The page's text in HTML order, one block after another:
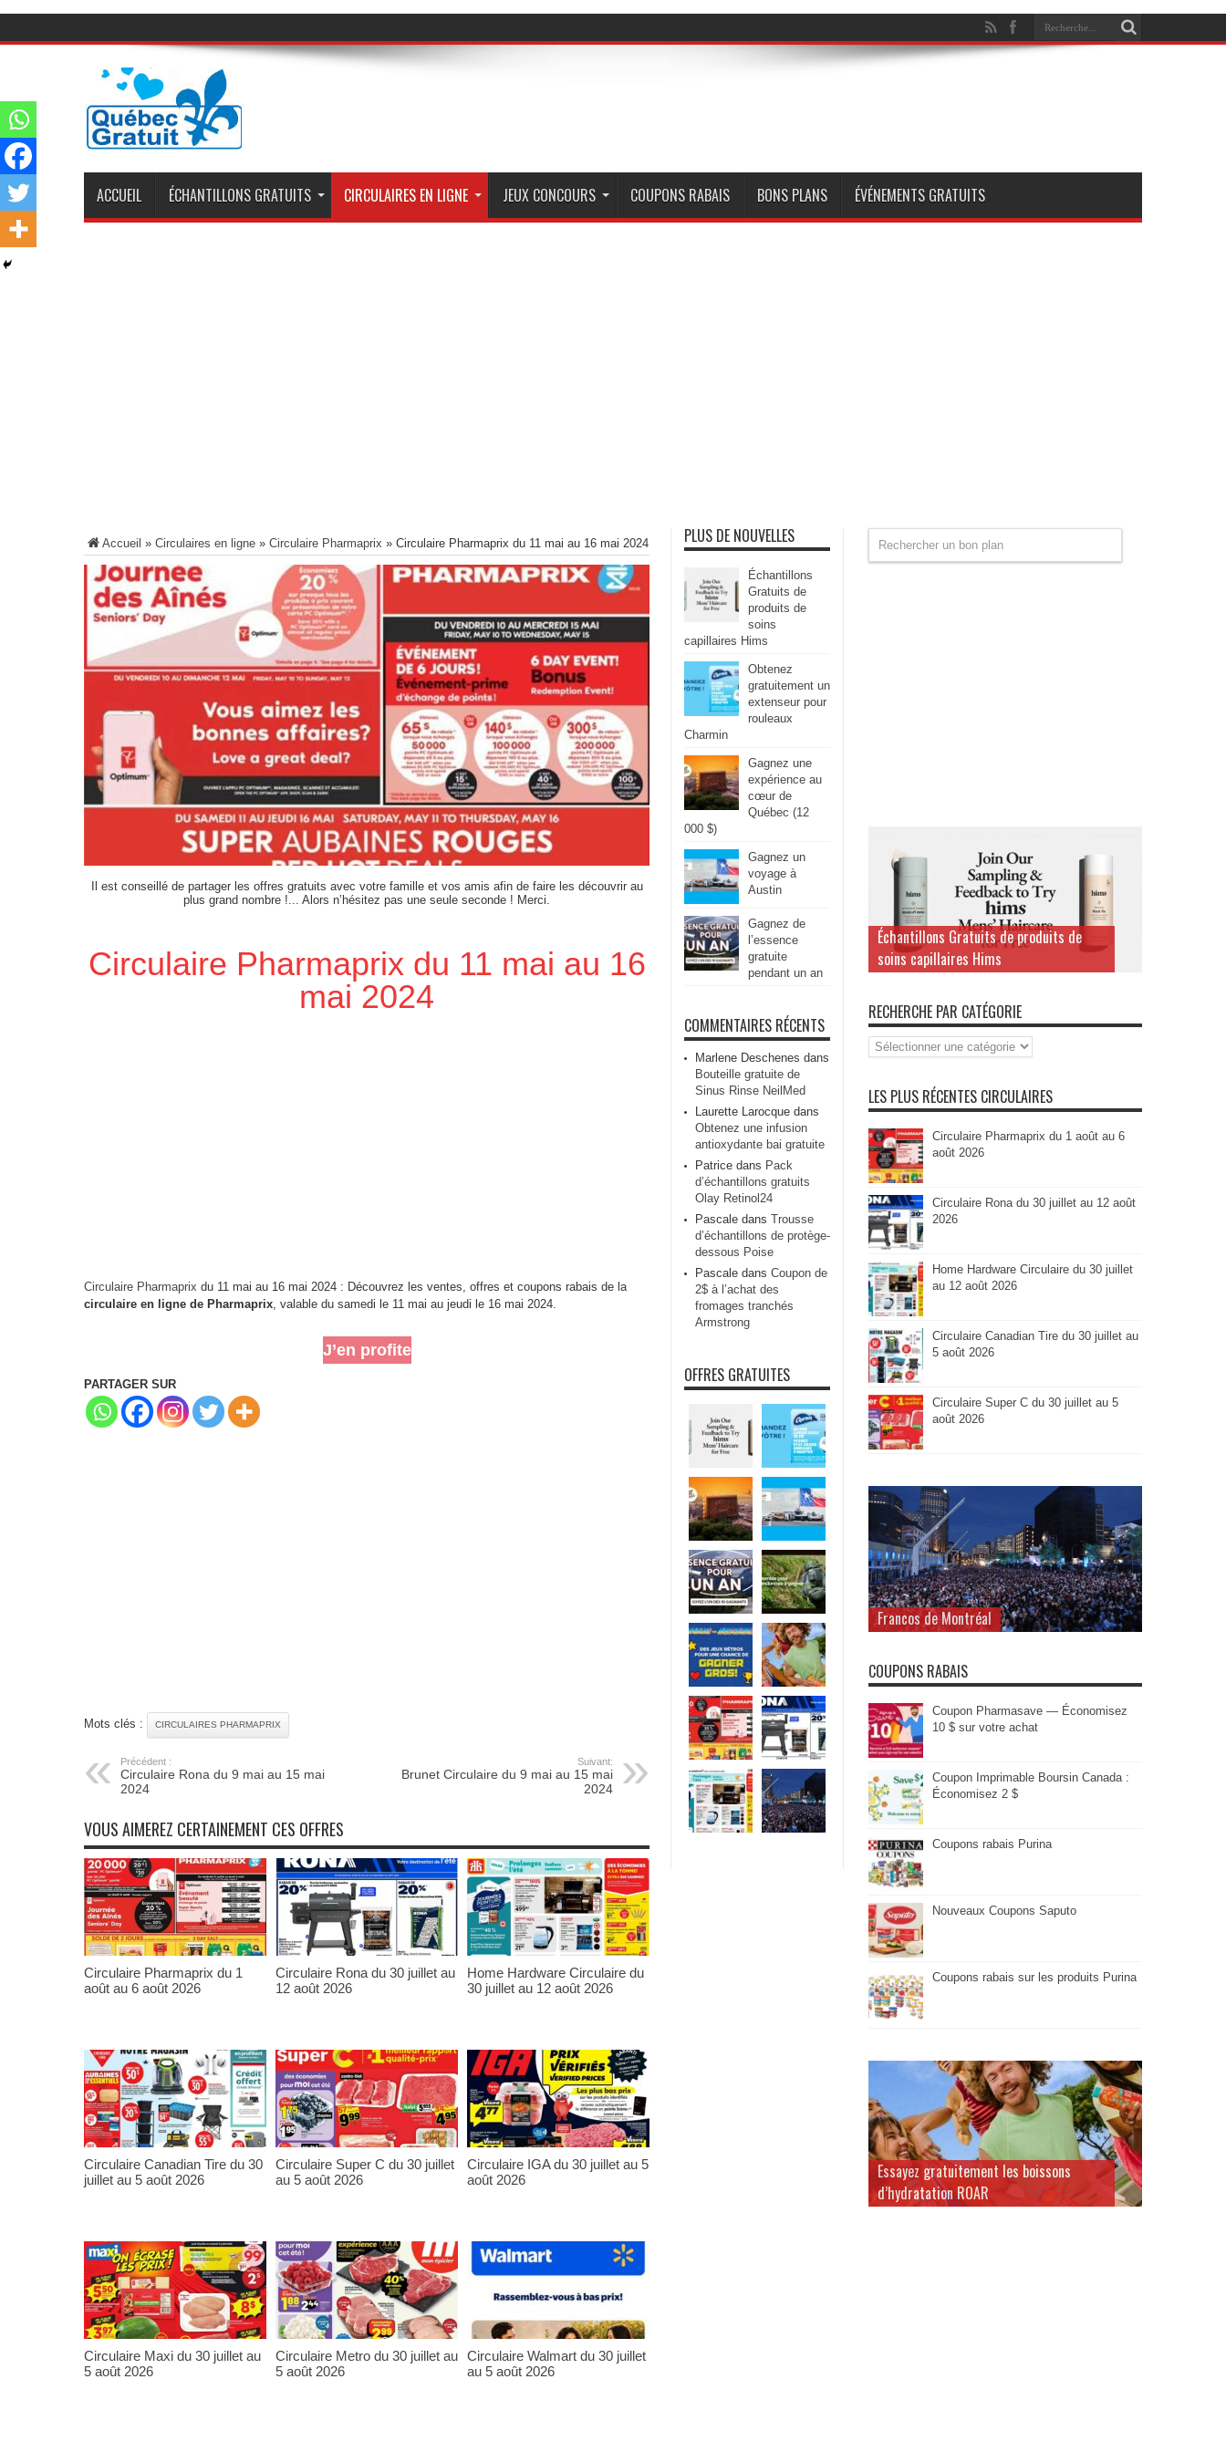
ACCUEIL ÉCHANTILLONS GRATUITS CIRCULAIRES EN LIGNE JEUX CONCOURS COUPONS RABAIS BONS PLANS ÉVÉNEMENTS GRATUITS
Accueil » Circulaires en ligne » Circulaire Pharmaprix » Circulaire Pharmaprix du 11 mai au 16 mai 2024
Il est conseillé de partager les offres gratuits avec votre famille et vos amis afin de faire les découvrir au
plus grand nombre !... Alors n’hésitez pas une seule seconde ! Merci.
Circulaire Pharmaprix du 11 mai au 16
mai 2024
Circulaire Pharmaprix du 11 mai au 16 mai 2024 : Découvrez les ventes, offres et coupons rabais de la
circulaire en ligne de Pharmaprix, valable du samedi le 11 mai au jeudi le 16 mai 2024.
J’en profite
PARTAGER SUR
Mots clés : CIRCULAIRES PHARMAPRIX
Précédent :
Circulaire Rona du 9 mai au 15 mai
2024
Suivant:
Brunet Circulaire du 9 mai au 15 mai
2024
VOUS AIMEREZ CERTAINEMENT CES OFFRES
Circulaire Pharmaprix du 1
août au 6 août 2026
Circulaire Rona du 30 juillet au
12 août 2026
Home Hardware Circulaire du
30 juillet au 12 août 2026
Circulaire Canadian Tire du 30
juillet au 5 août 2026
Circulaire Super C du 30 juillet
au 5 août 2026
Circulaire IGA du 30 juillet au 5
août 2026
Circulaire Maxi du 30 juillet au
5 août 2026
Circulaire Metro du 30 juillet au
5 août 2026
Circulaire Walmart du 30 juillet
au 5 août 2026
PLUS DE NOUVELLES
Échantillons
Gratuits de
produits de
soins
capillaires Hims
Obtenez
gratuitement un
extenseur pour
rouleaux
Charmin
Gagnez une
expérience au
cœur de
Québec (12
000 $)
Gagnez un
voyage à
Austin
Gagnez de
l’essence
gratuite
pendant un an
COMMENTAIRES RÉCENTS
Marlene Deschenes dans
Bouteille gratuite de
Sinus Rinse NeilMed
Laurette Larocque dans
Obtenez une infusion
antioxydante bai gratuite
Patrice dans Pack
d’échantillons gratuits
Olay Retinol24
Pascale dans Trousse
d’échantillons de protège-
dessous Poise
Pascale dans Coupon de
2$ à l’achat des
fromages tranchés
Armstrong
OFFRES GRATUITES
Échantillons Gratuits de produits de
soins capillaires Hims
RECHERCHE PAR CATÉGORIE
Recherche
par
LES PLUS RÉCENTES CIRCULAIRES
Circulaire Pharmaprix du 1 août au 6
août 2026
Circulaire Rona du 30 juillet au 12 août
2026
Home Hardware Circulaire du 30 juillet
au 12 août 2026
Circulaire Canadian Tire du 30 juillet au
5 août 2026
Circulaire Super C du 30 juillet au 5
août 2026
Francos de Montréal
COUPONS RABAIS
Coupon Pharmasave — Économisez
10 $ sur votre achat
Coupon Imprimable Boursin Canada :
Économisez 2 $
Coupons rabais Purina
Nouveaux Coupons Saputo
Coupons rabais sur les produits Purina
Essayez gratuitement les boissons
d’hydratation ROAR